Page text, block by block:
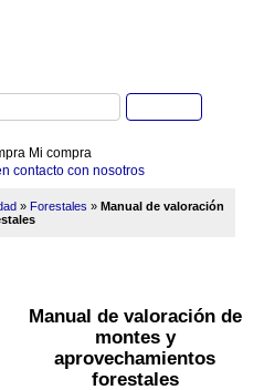
Mi compra
contacto con nosotros
» Forestales » Manual de valoración
Manual de valoración de
montes y
aprovechamientos
forestales